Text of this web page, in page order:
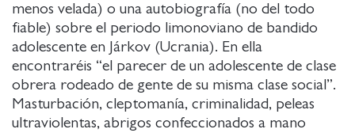
menos velada) o una autobiografía (no del todo
fiable) sobre el periodo limonoviano de bandido
adolescente en Járkov (Ucrania). En ella
encontraréis “el parecer de un adolescente de clase
obrera rodeado de gente de su misma clase social”.
Masturbación, cleptomanía, criminalidad, peleas
ultraviolentas, abrigos confeccionados a mano